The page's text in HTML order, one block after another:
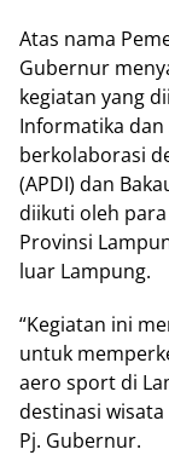
Atas nama
Gubernur
kegiatan yang
Informatika
berkolaborasi
(APDI) dan
diikuti oleh
Provinsi
luar Lampung.
“Kegiatan ini
untuk
aero sport di
destinasi
Pj. Gubernur.